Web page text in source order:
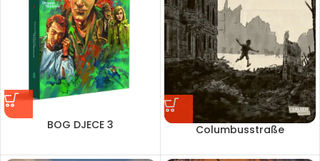
BOG DJECE 3 Columbusstraße